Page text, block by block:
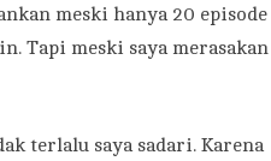
meski hanya 20 episode
Tapi meski saya merasakan
terlalu saya sadari. Karena